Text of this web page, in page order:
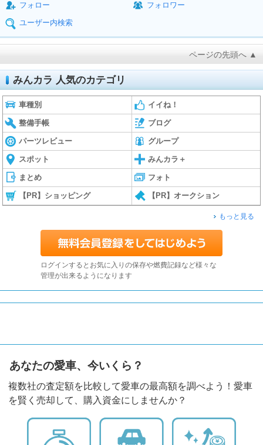
フォロー
フォロワー
ユーザー内検索
ページの先頭へ ▲
みんカラ 人気のカテゴリ
車種別 イイね！
整備手帳 ブログ
パーツレビュー グループ
スポット みんカラ＋
まとめ フォト
【PR】ショッピング 【PR】オークション
もっと見る
ログインするとお気に入りの保存や燃費記録など様々な
管理が出来るようになります
あなたの愛車、今いくら？
複数社の査定額を比較して愛車の最高額を調べよう！愛車
を賢く売却して、購入資金にしませんか？